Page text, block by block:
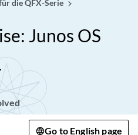
die QFX-Serie
Junos OS
Go to English page